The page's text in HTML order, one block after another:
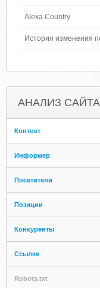
Alexa Country
История изменения
АНАЛИЗ САЙТА
Контент
Информер
Посетители
Позиции
Конкуренты
Ссылки
Robots.txt